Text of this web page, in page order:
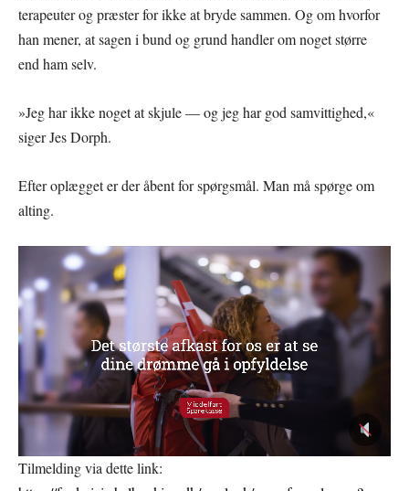
terapeuter og præster for ikke at bryde sammen. Og om hvorfor
han mener, at sagen i bund og grund handler om noget større
end ham selv.
»Jeg har ikke noget at skjule — og jeg har god samvittighed,«
siger Jes Dorph.
Efter oplægget er der åbent for spørgsmål. Man må spørge om
alting.
Tilmelding via dette link: